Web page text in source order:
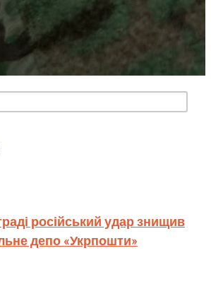
російський удар знищив
депо «Укрпошти»